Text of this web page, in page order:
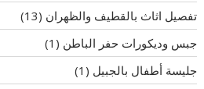
تفصيل اثاث بالقطيف والظهران (13)
جبس وديكورات حفر الباطن (1)
جليسة أطفال بالجبيل (1)